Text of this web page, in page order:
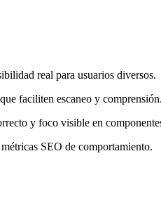
real para usuarios diversos.
faciliten escaneo y comprensión.
y foco visible en
SEO de comportamiento.